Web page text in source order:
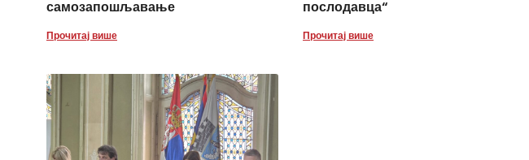
самозапошљавање
Прочитај више
послодавца“
Прочитај више